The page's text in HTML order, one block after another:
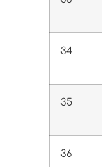
34
35
36